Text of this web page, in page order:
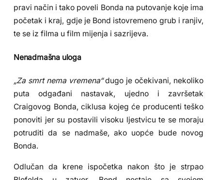
pravi način i tako poveli Bonda na putovanje koje ima
početak i kraj, gdje je Bond istovremeno grub i ranjiv,
te se iz filma u film mijenja i sazrijeva.
Nenadmašna uloga
„Za smrt nema vremena“dugo je očekivani, nekoliko
puta odgađani nastavak, ujedno i završetak
Craigovog Bonda, ciklusa kojeg će producenti teško
ponoviti jer su postavili visoku ljestvicu te se moraju
potruditi da se nadmaše, ako uopće bude novog
Bonda.
Odlučan da krene ispočetka nakon što je strpao